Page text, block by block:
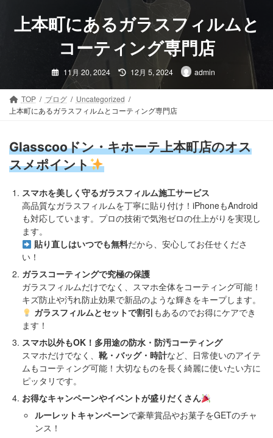
上本町にあるガラスフィルムと
コーティング専門店
11月 20, 2024 最
終
新
日
時
:
12月 5, 2024 admin
TOP ブログ
Uncategorized
上本町にあるガラスフィルムとコーティング専門店
Glasscooドン・キホーテ上本町店のオス
スメポイント
スマホを美しく守るガラスフィルム施工サービス
高品質なガラスフィルムを丁寧に貼り付け！iPhoneもAndroid
も対応しています。プロの技術で気泡ゼロの仕上がりを実現し
ます。
貼り直しはいつでも無料だから、安心してお任せくださ
い！
ガラスコーティングで究極の保護
ガラスフィルムだけでなく、スマホ全体をコーティング可能！
キズ防止や汚れ防止効果で新品のような輝きをキープします。
ガラスフィルムとセットで割引 もあるのでお得にケアでき
ます！
スマホ以外もOK！多用途の防水・防汚コーティング
スマホだけでなく、 靴・バッグ・時計など、日常使いのアイテ
ムもコーティング可能！大切なものを長く綺麗に使いたい方に
ピッタリです。
お得なキャンペーンやイベントが盛りだくさん
ルーレットキャンペーンで豪華賞品やお菓子をGETのチャ
ンス！